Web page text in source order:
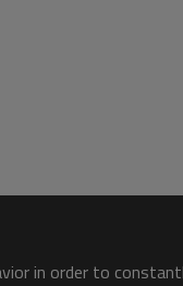
in order to